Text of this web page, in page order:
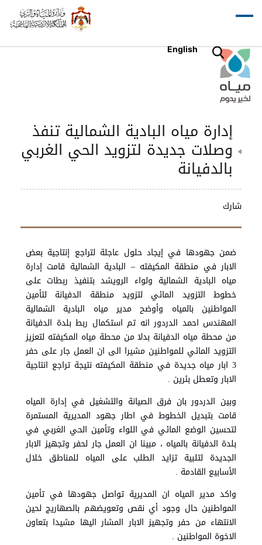
English
إدارة مياه البادية الشمالية تنفذ
وصلات جديدة لتزويد الحي الغربي
بالدفيانة
شارك
ضمن جهودها في إيجاد حلول عاجلة لتراجع إنتاجية بعض
الابار في منطقة المكيفته – البادية الشمالية قامت إدارة
مياه البادية الشمالية ولواء الرويشد بتنفيذ ربطات على
خطوط التزويد المائي لتزويد منطقة الدفيانة لتأمين
المواطنين بالمياه وأوضح مدير مياه البادية الشمالية
المهندس احمد الدردور انه تم استكمال ربط بلدة الدفيانة
من محطة مياه الدفيانة بدلا من محطة مياه المكيفته لتعزيز
التزويد المائي للمواطنين مشيرا الى ان العمل جار على حفر
3 ابار مياه جديدة في منطقة المكيفته نتيجة تراجع انتاجية
الابار وتعطل بئرين .
وبين الدردور بان فرق الصيانة والتشغيل في إدارة المياه
قامت بتبديل الخطوط في اطار جهود المديرية المستمرة
لتحسين الوضع المائي في اللواء وتأمين الحي الغربي في
بلدة الدفيانة بالمياه ، مبينا ان العمل جار لحفر وتجهيز الابار
الجديدة لتلبية تزايد الطلب على المياه للمناطق خلال
الأسابيع القادمة .
واكد مدير المياه ان المديرية تواصل جهودها في تأمين
المواطنين حال وجود أي نقص وتعويضهم بالصهاريج لحين
الانتهاء من حفر وتجهيز الابار المشار اليها مشيدا بتعاون
الاخوة المواطنين .